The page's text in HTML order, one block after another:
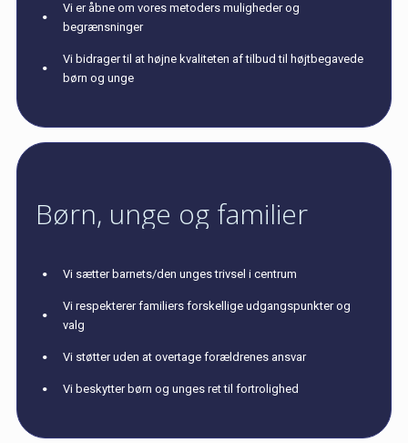
Vi er åbne om vores metoders muligheder og
begrænsninger
Vi bidrager til at højne kvaliteten af tilbud til højtbegavede
børn og unge
Børn, unge og familier
Vi sætter barnets/den unges trivsel i centrum
Vi respekterer familiers forskellige udgangspunkter og
valg
Vi støtter uden at overtage forældrenes ansvar
Vi beskytter børn og unges ret til fortrolighed